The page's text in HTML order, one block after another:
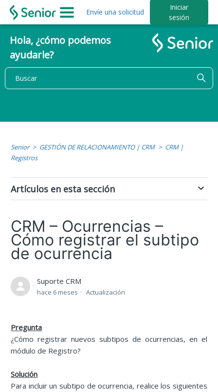
Envíe una solicitud
Iniciar
sesión
Hola, ¿cómo podemos
ayudarle?
Senior GESTIÓN DE RELACIONAMIENTO | CRM
CRM |
Registros
Artículos en esta sección
CRM – Ocurrencias –
Cómo registrar el subtipo
de ocurrencia
Suporte CRM
hace 6 meses Actualización
Pregunta
¿Cómo registrar nuevos subtipos de ocurrencias, en el
módulo de Registro?
Solución
Para incluir un subtipo de ocurrencia, realice los siguientes